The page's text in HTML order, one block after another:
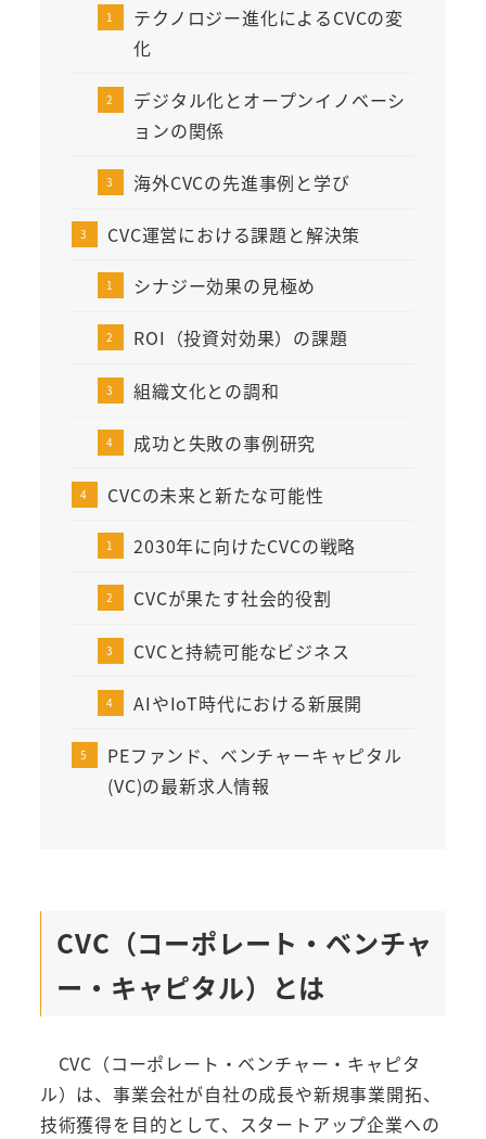
テクノロジー進化によるCVCの変
化
デジタル化とオープンイノベーシ
ョンの関係
海外CVCの先進事例と学び
CVC運営における課題と解決策
シナジー効果の見極め
ROI（投資対効果）の課題
組織文化との調和
成功と失敗の事例研究
CVCの未来と新たな可能性
2030年に向けたCVCの戦略
CVCが果たす社会的役割
CVCと持続可能なビジネス
AIやIoT時代における新展開
PEファンド、ベンチャーキャピタル
(VC)の最新求人情報
CVC（コーポレート・ベンチャ
ー・キャピタル）とは
CVC（コーポレート・ベンチャー・キャピタ
ル）は、事業会社が自社の成長や新規事業開拓、
技術獲得を目的として、スタートアップ企業への